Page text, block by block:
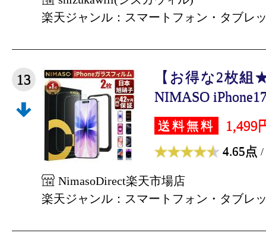
楽天ジャンル：スマートフォン・タブレ
13
【お得な2枚組
NIMASO
送料無料 1,499
4.65点 /
NimasoDirect楽天市場店
楽天ジャンル：スマートフォン・タブレ